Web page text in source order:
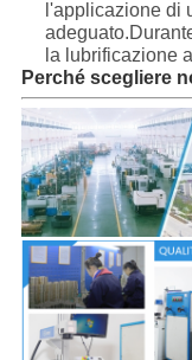
l'applicazione di
la lubrificazione
Perché scegliere